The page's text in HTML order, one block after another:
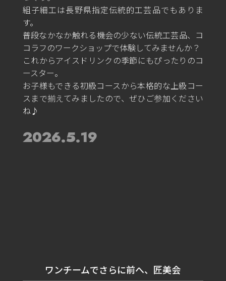
組子細工は長野県指定伝統的工芸品でもありま
す。
普段なかなか触れる機会の少ない伝統工芸品、コ
コラフのワークショップで体験してみませんか？
これからアイスドリンクの季節にもぴったりのコ
ースター。
お子様もできる初級コースから本格的な上級コー
スまで揃えてみましたので、ぜひご参加ください
ね♪
2026.5.19
ワンチームでさらに前へ、匠美会